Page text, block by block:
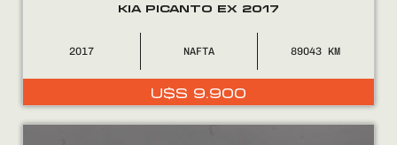
KIA PICANTO EX 2017
2017 NAFTA 89043
U$S 9.900